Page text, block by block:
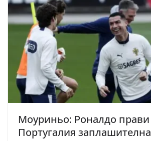
Моуриньо: Роналдо прави
Португалия заплашителна